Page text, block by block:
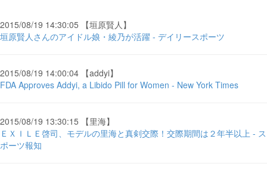
2015/08/19 14:30:05 【垣原賢人】
垣原賢人さんのアイドル娘・綾乃が活躍 - デイリースポーツ
2015/08/19 14:00:04 【addyi】
FDA Approves Addyi, a Libido Pill for Women - New York Times
2015/08/19 13:30:15 【里海】
ＥＸＩＬＥ啓司、モデルの里海と真剣交際！交際期間は２年半以上 - ス
ポーツ報知